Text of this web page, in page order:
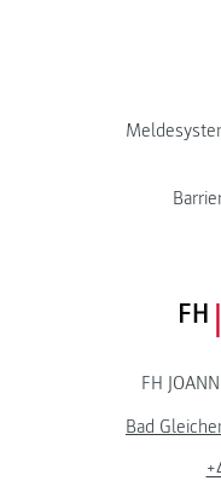
FH
Bad